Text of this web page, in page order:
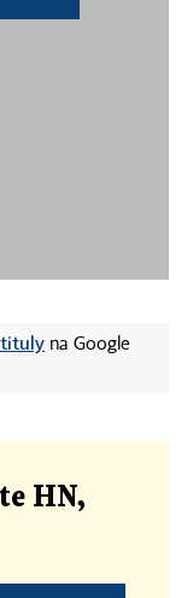
tituly na Google
HN,